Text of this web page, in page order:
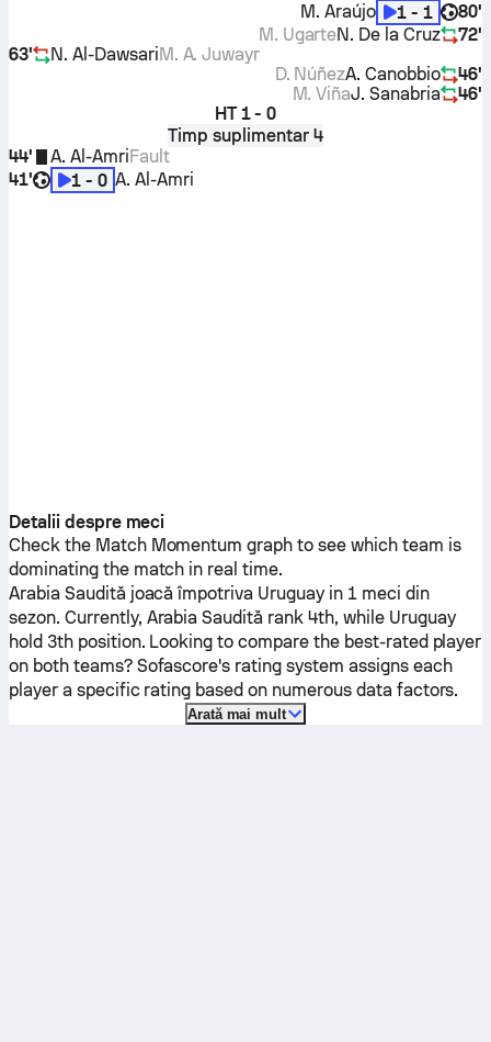
80'
1 - 1
M. Araújo
72'
N. De la Cruz
M. Ugarte
63'
N. Al-DawsariM. A. Juwayr
46'
A. Canobbio
D. Núñez
46'
J. Sanabria
M. Viña
HT 1 - 0
Timp suplimentar 4
44'
A. Al-AmriFault
41'
1 - 0 A. Al-Amri
Detalii despre meci
Check the Match Momentum graph to see which team is
dominating the match in real time.
Arabia Saudită joacă împotriva Uruguayin 1 meci din
sezon. Currently, Arabia Saudită rank 4th, while Uruguay
hold 3th position. Looking to compare the best-rated player
on both teams? Sofascore's rating system assigns each
player a specific rating based on numerous data factors.
Arată mai mult